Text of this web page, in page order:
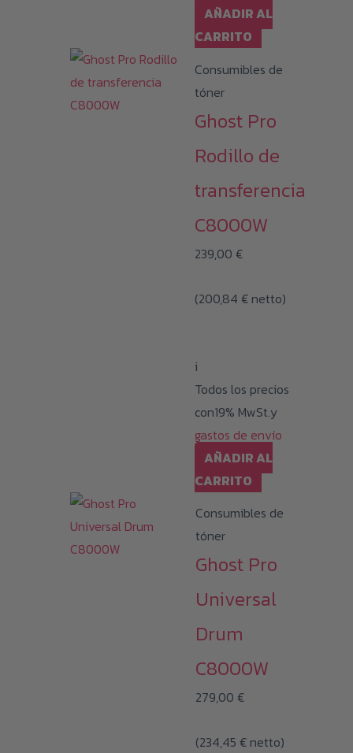
AÑADIR AL
CARRITO
Consumibles de
tóner
Ghost Pro
Rodillo de
transferencia
C8000W
239,00 €
(200,84 € netto)
i
Todos los precios
con19% MwSt.y
gastos de envío
AÑADIR AL
CARRITO
Consumibles de
tóner
Ghost Pro
Universal
Drum
C8000W
279,00 €
(234,45 € netto)